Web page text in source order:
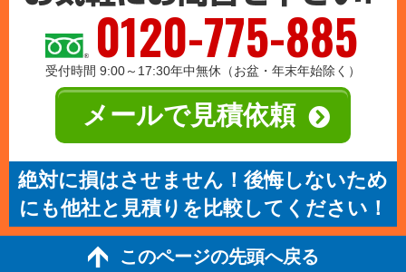
0120-775-885
受付時間 9:00～17:30年中無休（お盆・年末年始除く）
メールで見積依頼
絶対に損はさせません！後悔しないため
にも他社と見積りを比較してください！
このページの先頭へ戻る